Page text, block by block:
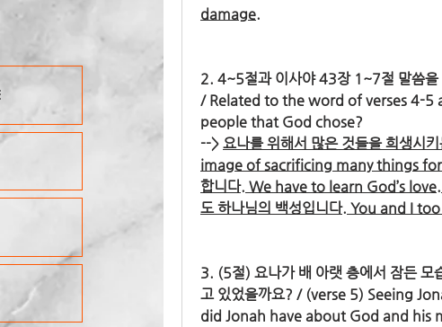
damage.
2. 4~5절과 이사야 43장 1~7절 말씀을
/ Related to the word of verses 4-
people that God chose?
--> 요나를 위해서 많은 것들을 희생시
image of sacrificing many things for
합니다. We have to learn God’s
도 하나님의 백성입니다. You and I
3. (5절) 요나가 배 아랫 층에서 잠든 모
고 있었을까요? / (verse 5) Seeing
did Jonah have about God and his